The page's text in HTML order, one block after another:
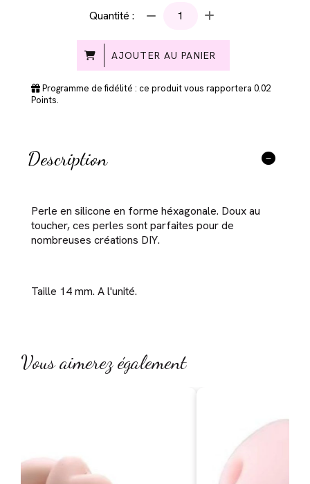
Quantité :
AJOUTER AU PANIER
Programme de fidélité : ce produit vous rapportera 0.02
Points.
Description
Perle en silicone en forme héxagonale. Doux au
toucher, ces perles sont parfaites pour de
nombreuses créations DIY.
Taille 14 mm. A l'unité.
Vous aimerez également